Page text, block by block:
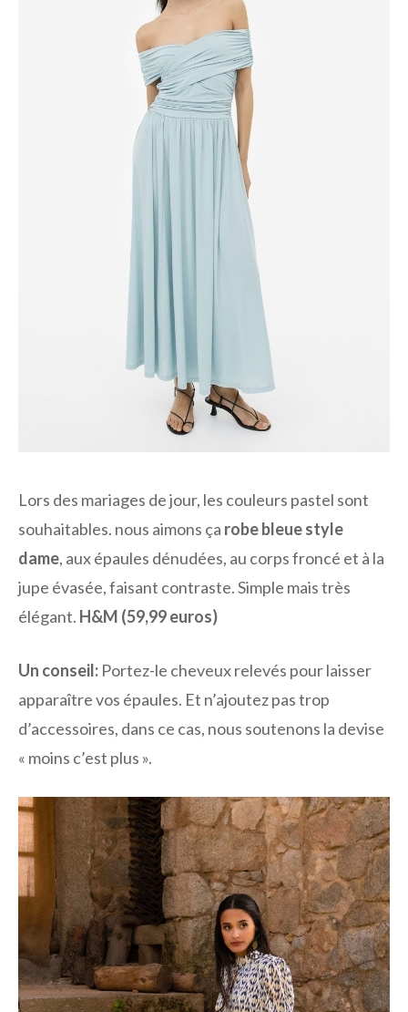
Lors des mariages de jour, les couleurs pastel sont
souhaitables. nous aimons ça robe bleue style
dame, aux épaules dénudées, au corps froncé et à la
jupe évasée, faisant contraste. Simple mais très
élégant. H&M (59,99 euros)
Un conseil: Portez-le cheveux relevés pour laisser
apparaître vos épaules. Et n’ajoutez pas trop
d’accessoires, dans ce cas, nous soutenons la devise
« moins c’est plus ».